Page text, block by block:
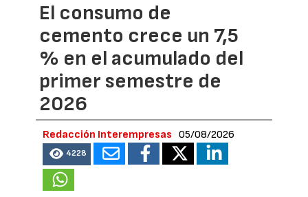
El consumo de
cemento crece un 7,5
% en el acumulado del
primer semestre de
2026
Redacción Interempresas 05/08/2026
4228